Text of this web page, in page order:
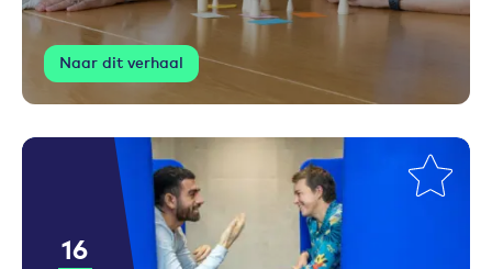
Naar dit verhaal
16